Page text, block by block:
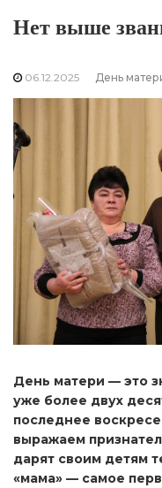
Нет выше
06.12.2025 День
День матери — это
уже более двух
последнее
выражаем
дарят своим детям
«мама» — самое